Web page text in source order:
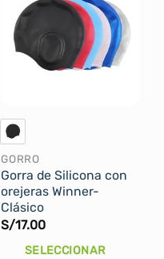
GORRO
Gorra de Silicona con
orejeras Winner-
Clásico
S/17.00
SELECCIONAR